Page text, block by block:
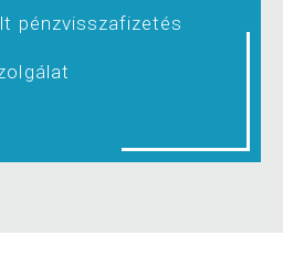
pénzvisszafizetés